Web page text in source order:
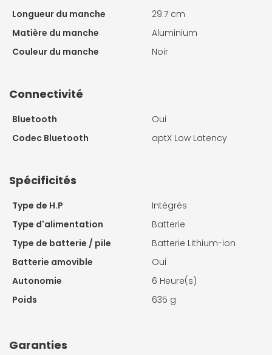
Longueur du manche
29.7 cm
Matière du manche
Aluminium
Couleur du manche
Noir
Connectivité
Bluetooth
Oui
Codec Bluetooth
aptX Low Latency
Spécificités
Type de H.P
Intégrés
Type d'alimentation
Batterie
Type de batterie / pile
Batterie Lithium-ion
Batterie amovible
Oui
Autonomie
6 Heure(s)
Poids
635 g
Garanties